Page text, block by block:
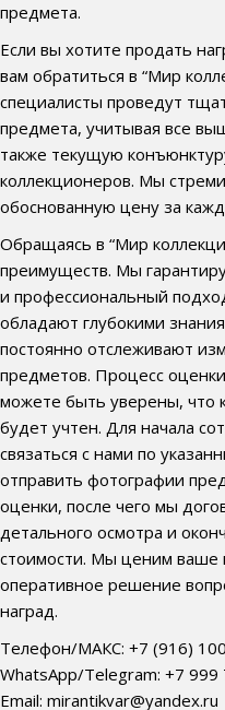
предмета.
Если вы хотите продать
вам обратиться в “Мир
специалисты проведут
предмета, учитывая все
также текущую
коллекционеров. Мы
обоснованную цену за
Обращаясь в “Мир
преимуществ. Мы
и профессиональный
обладают глубокими
постоянно отслеживают
предметов. Процесс
можете быть уверены, что
будет учтен. Для начала
связаться с нами по
отправить фотографии
оценки, после чего мы
детального осмотра и
стоимости. Мы ценим ваше
оперативное решение
наград.
Телефон/МАКС: +7 (916)
WhatsApp/Telegram: +7 999
Email: mirantikvar@yandex.ru